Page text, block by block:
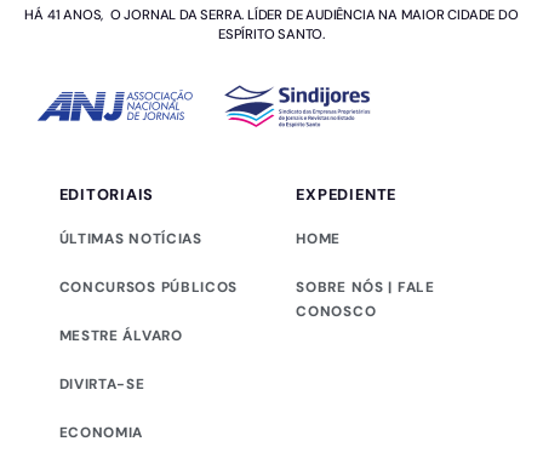
HÁ 41 ANOS, O JORNAL DA SERRA. LÍDER DE AUDIÊNCIA NA MAIOR CIDADE DO
ESPÍRITO SANTO.
EDITORIAIS
ÚLTIMAS NOTÍCIAS
CONCURSOS PÚBLICOS
MESTRE ÁLVARO
DIVIRTA-SE
ECONOMIA
EXPEDIENTE
HOME
SOBRE NÓS | FALE
CONOSCO